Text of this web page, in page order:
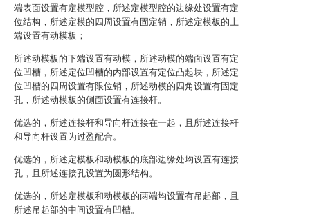
端表面设置有定模型腔，所述定模型腔的边缘处设置有定
位结构，所述定模的四周设置有固定销，所述定模板的上
端设置有动模板；
所述动模板的下端设置有动模，所述动模的端面设置有定
位凹槽，所述定位凹槽的内部设置有定位凸起块，所述定
位凹槽的四周设置有限位销，所述动模的四角设置有固定
孔，所述动模板的侧面设置有连接杆。
优选的，所述连接杆和导向杆连接在一起，且所述连接杆
和导向杆设置为过盈配合。
优选的，所述定模板和动模板的底部边缘处均设置有连接
孔，且所述连接孔设置为圆形结构。
优选的，所述定模板和动模板的两端均设置有吊起部，且
所述吊起部的中间设置有凹槽。